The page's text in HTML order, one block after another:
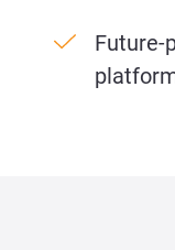
Future-